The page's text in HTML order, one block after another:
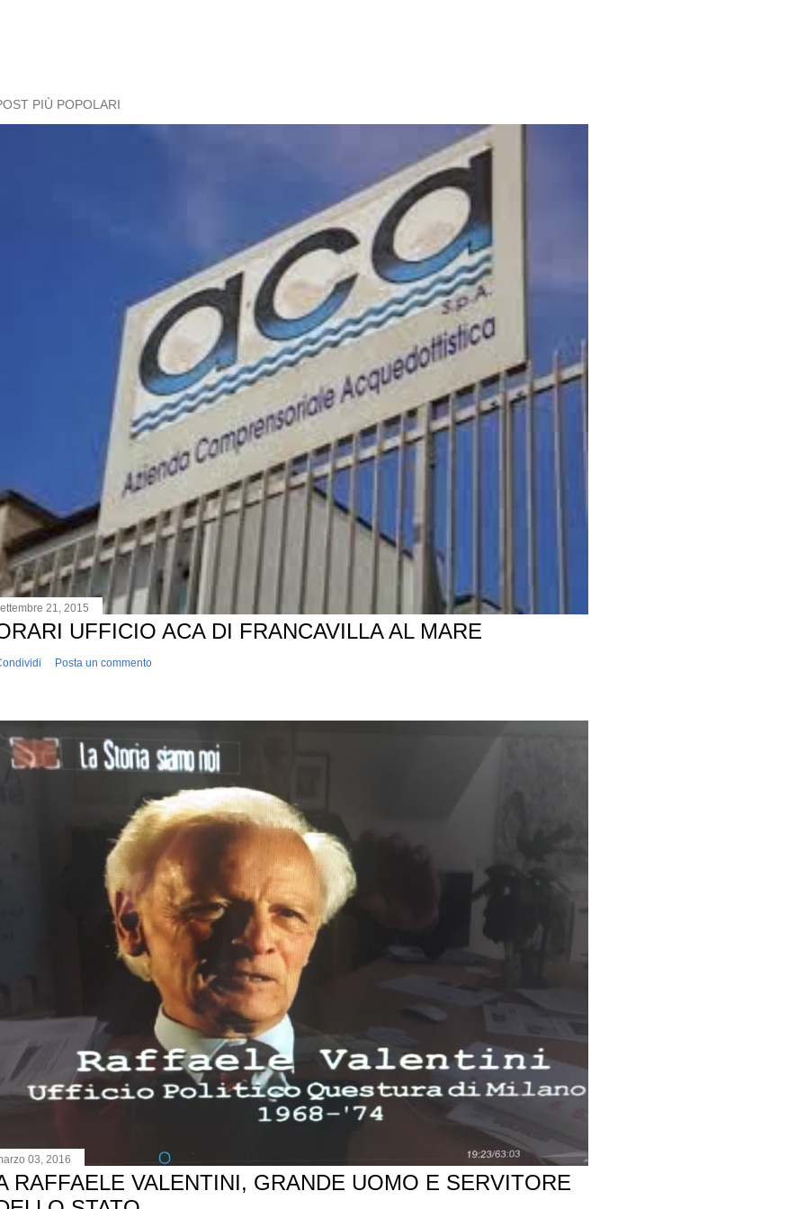
PIÙ POPOLARI
21, 2015
UFFICIO ACA DI FRANCAVILLA AL MARE
Posta un commento
03, 2016
RAFFAELE VALENTINI, GRANDE UOMO E SERVITORE